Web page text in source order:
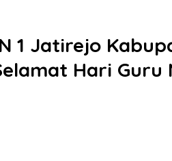
1 Jatirejo
Hari Guru